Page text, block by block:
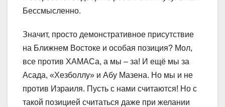
Бессмысленно.
Значит, просто демонстративное присутствие
на Ближнем Востоке и особая позиция? Мол,
все против ХАМАСа, а мы – за! И ещё мы за
Асада, «Хезболлу» и Абу Мазена. Но мы и не
против Израиля. Пусть с нами считаются! Но с
такой позицией считаться даже при желании